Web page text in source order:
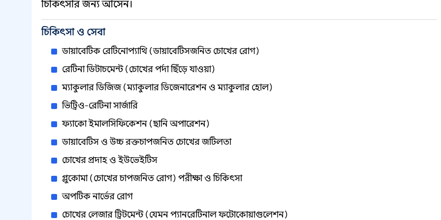
চিকিৎসার জন্য আসেন।
চিকিৎসা ও সেবা
ডায়াবেটিক রেটিনোপ্যাথি (ডায়াবেটিসজনিত চোখের রোগ)
রেটিনা ডিটাচমেন্ট (চোখের পর্দা ছিঁড়ে যাওয়া)
ম্যাকুলার ডিজিজ (ম্যাকুলার ডিজেনারেশন ও ম্যাকুলার হোল)
ভিট্রিও-রেটিনা সার্জারি
ফ্যাকো ইমালসিফিকেশন (ছানি অপারেশন)
ডায়াবেটিস ও উচ্চ রক্তচাপজনিত চোখের জটিলতা
চোখের প্রদাহ ও ইউভেইটিস
গ্লুকোমা (চোখের চাপজনিত রোগ) পরীক্ষা ও চিকিৎসা
অপটিক নার্ভের রোগ
চোখের লেজার ট্রিটমেন্ট (যেমন প্যানরেটিনাল ফটোকোয়াগুলেশন)